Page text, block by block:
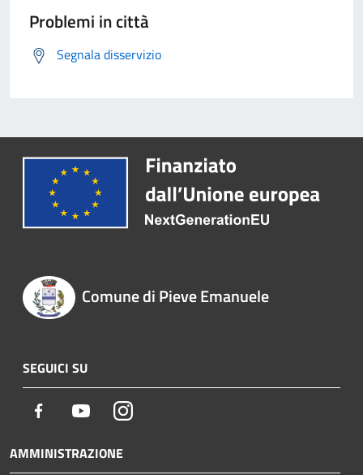
Problemi in città
Segnala disservizio
Comune di Pieve Emanuele
SEGUICI SU
Facebook YoutubeInstagram
AMMINISTRAZIONE